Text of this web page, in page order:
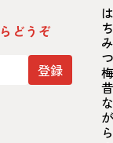
どうぞ
登録